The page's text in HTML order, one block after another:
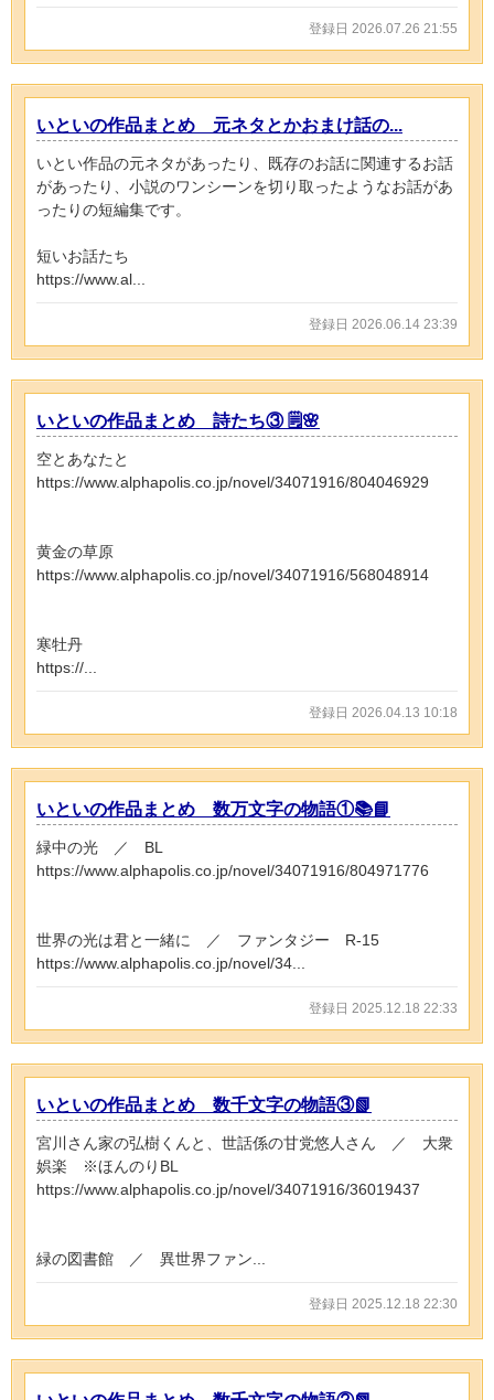
登録日 2026.07.26 21:55
いといの作品まとめ 元ネタとかおまけ話の...
いとい作品の元ネタがあったり、既存のお話に関連するお話
があったり、小説のワンシーンを切り取ったようなお話があ
ったりの短編集です。
短いお話たち
https://www.al...
登録日 2026.06.14 23:39
いといの作品まとめ 詩たち③ 🗒️🌸
空とあなたと
https://www.alphapolis.co.jp/novel/34071916/804046929
黄金の草原
https://www.alphapolis.co.jp/novel/34071916/568048914
寒牡丹
https://...
登録日 2026.04.13 10:18
いといの作品まとめ 数万文字の物語①📚📘
緑中の光 ／ BL
https://www.alphapolis.co.jp/novel/34071916/804971776
世界の光は君と一緒に ／ ファンタジー R-15
https://www.alphapolis.co.jp/novel/34...
登録日 2025.12.18 22:33
いといの作品まとめ 数千文字の物語③📗
宮川さん家の弘樹くんと、世話係の甘党悠人さん ／ 大衆
娯楽 ※ほんのりBL
https://www.alphapolis.co.jp/novel/34071916/36019437
緑の図書館 ／ 異世界ファン...
登録日 2025.12.18 22:30